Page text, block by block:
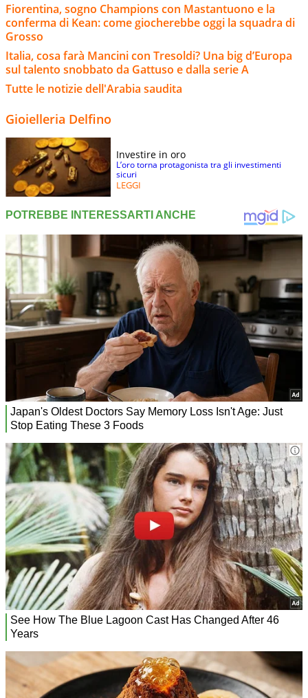
Fiorentina, sogno Champions con Mastantuono e la
conferma di Kean: come giocherebbe oggi la squadra di
Grosso
Italia, cosa farà Mancini con Tresoldi? Una big d’Europa
sul talento snobbato da Gattuso e dalla serie A
Tutte le notizie dell'Arabia saudita
Gioielleria Delfino
Investire in oro
L’oro torna protagonista tra gli investimenti
sicuri
LEGGI